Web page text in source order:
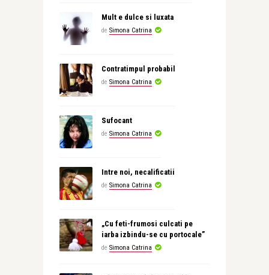
Mult e dulce si luxata
de Simona Catrina
Contratimpul probabil
de Simona Catrina
Sufocant
de Simona Catrina
Intre noi, necalificatii
de Simona Catrina
„Cu feti-frumosi culcati pe
iarba izbindu-se cu portocale”
de Simona Catrina